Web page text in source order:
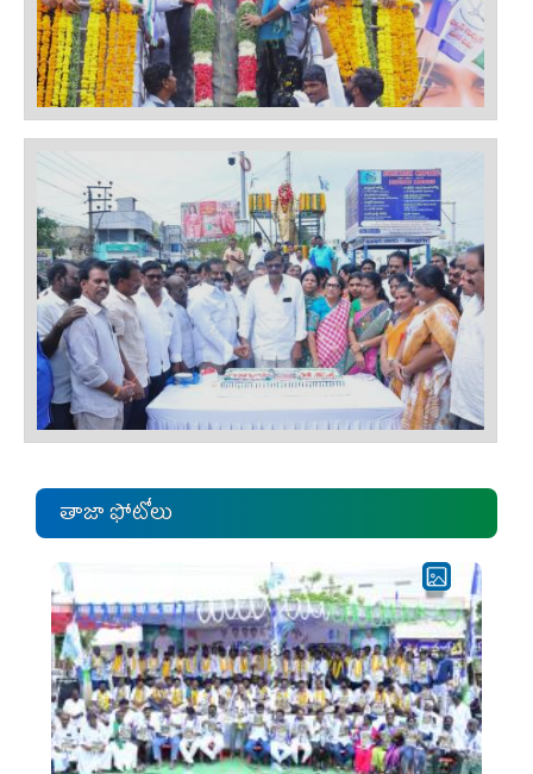
తాజా ఫోటోలు